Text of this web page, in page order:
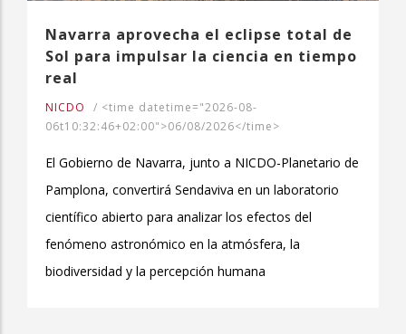
Navarra aprovecha el eclipse total de
Sol para impulsar la ciencia en tiempo
real
NICDO / <time datetime="2026-08-
06t10:32:46+02:00">06/08/2026</time>
El Gobierno de Navarra, junto a NICDO-Planetario de
Pamplona, convertirá Sendaviva en un laboratorio
científico abierto para analizar los efectos del
fenómeno astronómico en la atmósfera, la
biodiversidad y la percepción humana